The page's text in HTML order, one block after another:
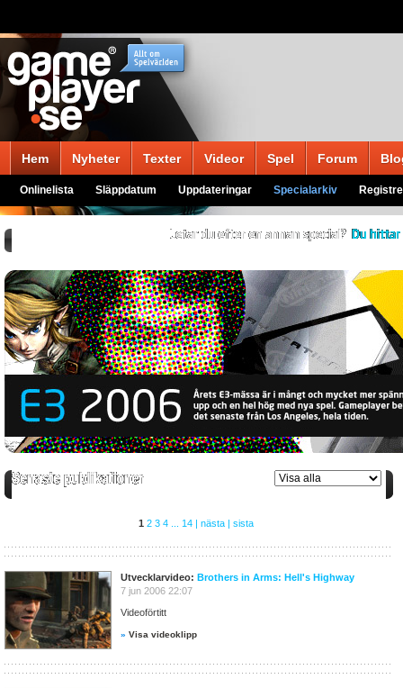
Hem Nyheter Texter Videor Spel Forum
Onlinelista Släppdatum Uppdateringar Specialarkiv
1 2 3 4 14 | nästa | sista
Utvecklarvideo: Brothers in Arms: Hell's Highway
7 jun 2006 22:07
Videoförtitt
» Visa videoklipp